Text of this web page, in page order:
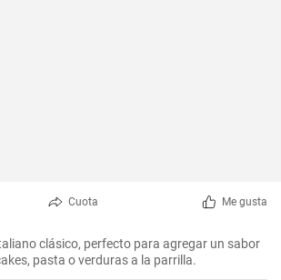
Cuota Me gusta
clásico, perfecto para agregar un sabor
pasta o verduras a la parrilla.